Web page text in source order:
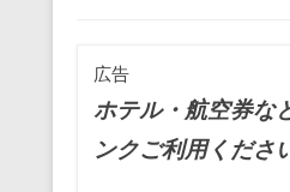
b
o
o
k
広告
ホテル・航空券な
ンクご利用くださ